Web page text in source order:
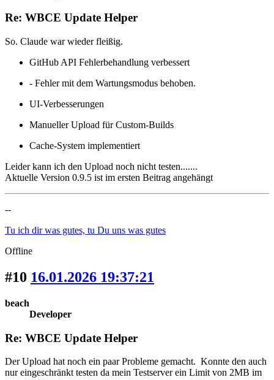
Re: WBCE Update Helper
So. Claude war wieder fleißig.
GitHub API Fehlerbehandlung verbessert
- Fehler mit dem Wartungsmodus behoben.
UI-Verbesserungen
Manueller Upload für Custom-Builds
Cache-System implementiert
Leider kann ich den Upload noch nicht testen.......
Aktuelle Version 0.9.5 ist im ersten Beitrag angehängt
--
Tu ich dir was gutes, tu Du uns was gutes
Offline
#10 16.01.2026 19:37:21
beach
Developer
Re: WBCE Update Helper
Der Upload hat noch ein paar Probleme gemacht. Konnte den auch
nur eingeschränkt testen da mein Testserver ein Limit von 2MB im